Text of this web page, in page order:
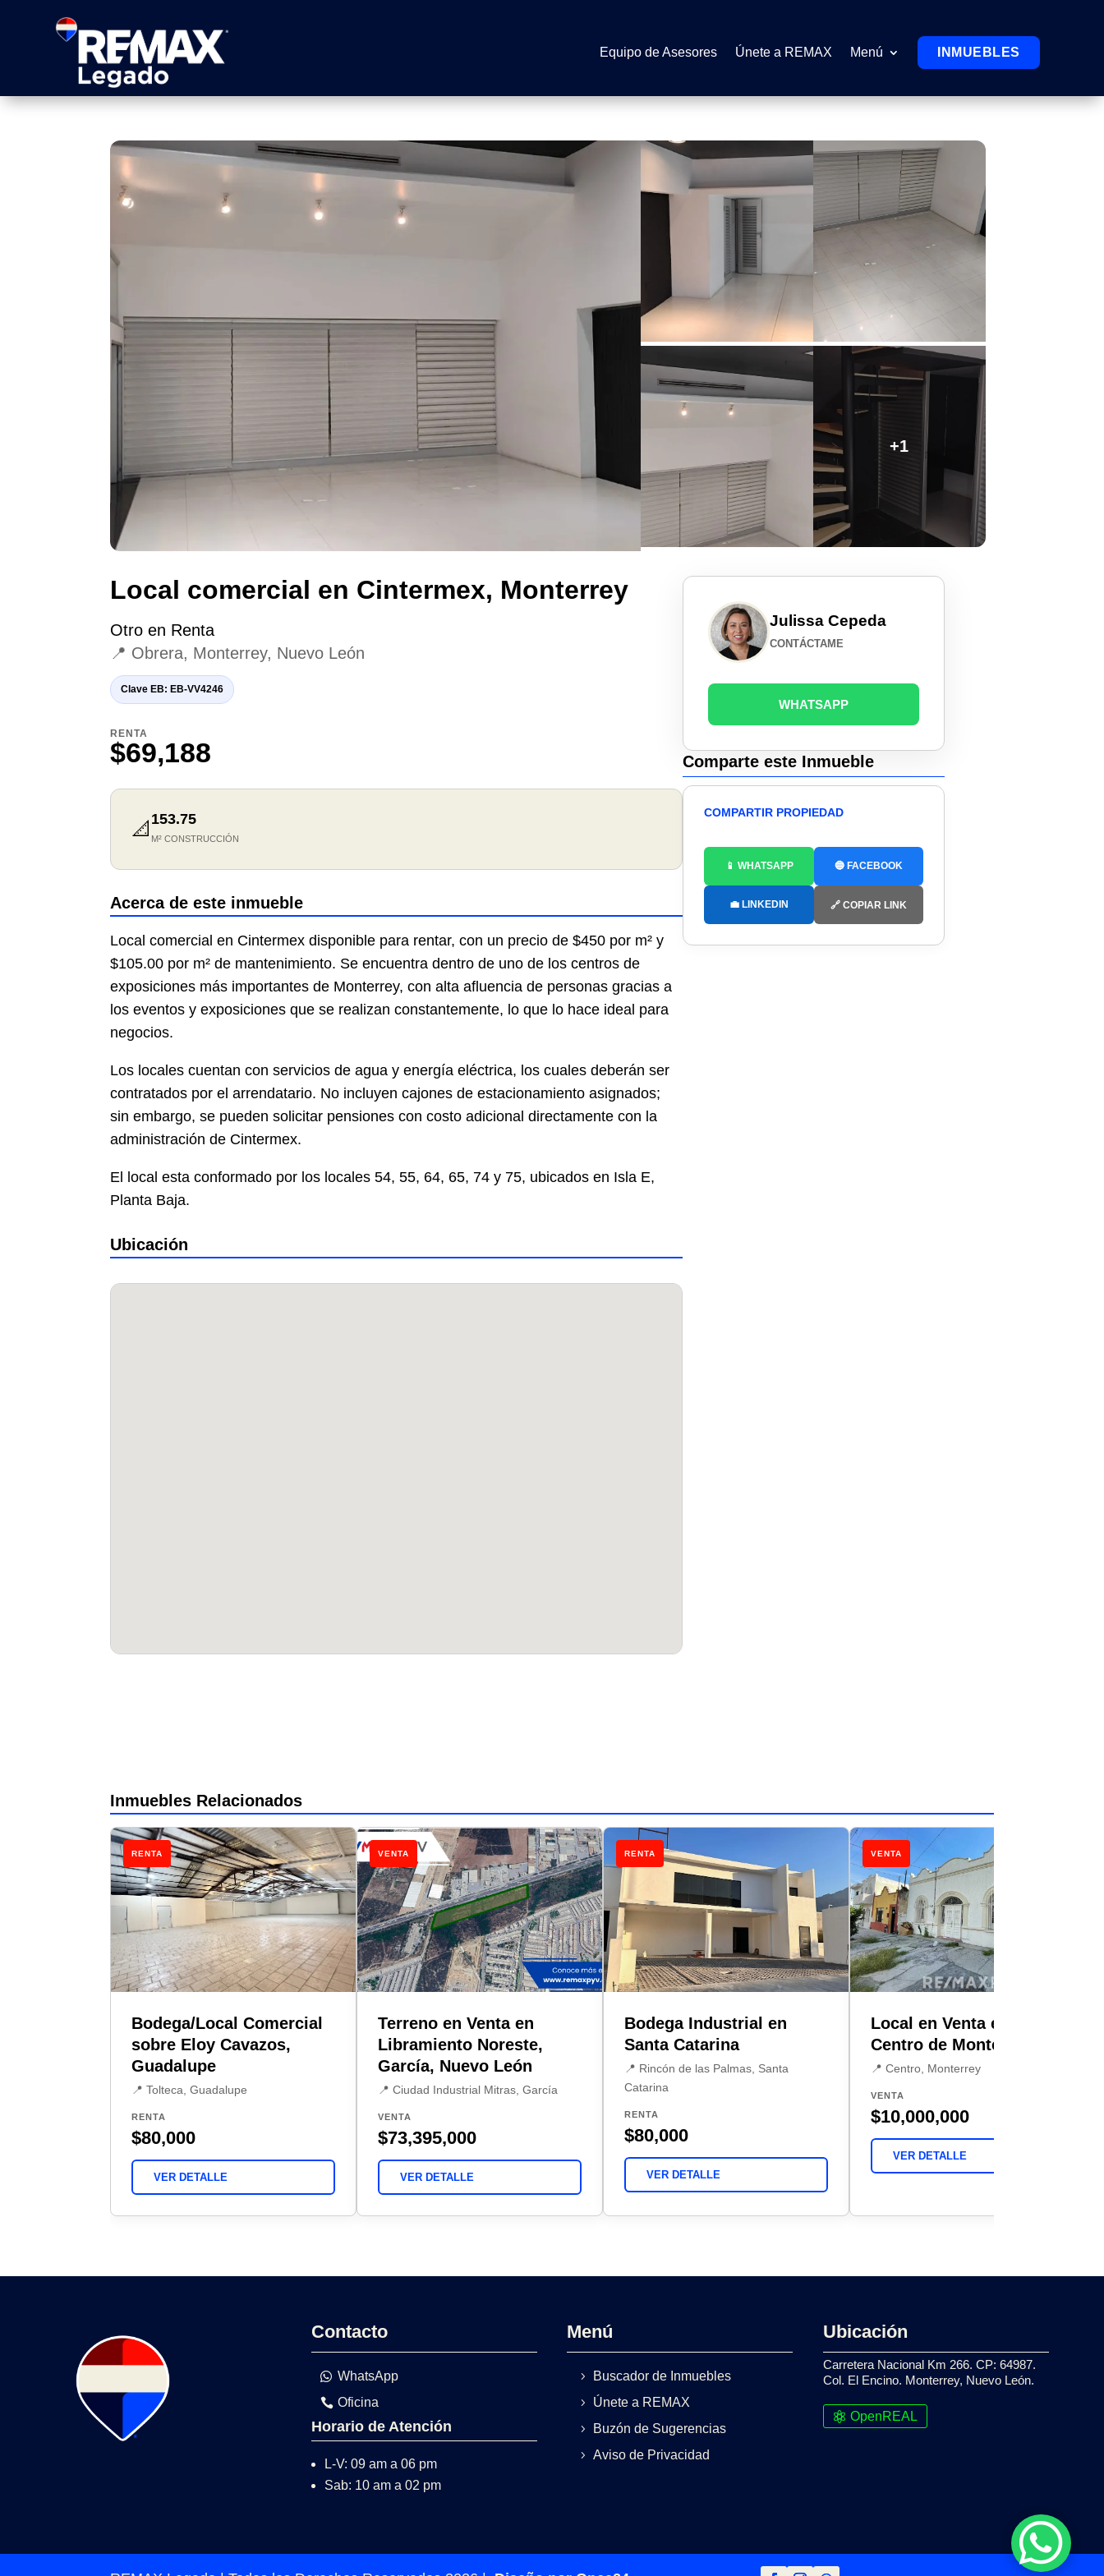
Equipo de Asesores Únete a REMAX Menú INMUEBLES
+1
Local comercial en Cintermex, Monterrey
Otro en Renta
📍 Obrera, Monterrey, Nuevo León
Clave EB: EB-VV4246
RENTA
$69,188
📐 153.75
M² CONSTRUCCIÓN
Acerca de este inmueble
Local comercial en Cintermex disponible para rentar, con un precio de $450 por m² y
$105.00 por m² de mantenimiento. Se encuentra dentro de uno de los centros de
exposiciones más importantes de Monterrey, con alta afluencia de personas gracias a
los eventos y exposiciones que se realizan constantemente, lo que lo hace ideal para
negocios.
Los locales cuentan con servicios de agua y energía eléctrica, los cuales deberán ser
contratados por el arrendatario. No incluyen cajones de estacionamiento asignados;
sin embargo, se pueden solicitar pensiones con costo adicional directamente con la
administración de Cintermex.
El local esta conformado por los locales 54, 55, 64, 65, 74 y 75, ubicados en Isla E,
Planta Baja.
Ubicación
Julissa Cepeda
CONTÁCTAME
WHATSAPP
Comparte este Inmueble
COMPARTIR PROPIEDAD
📱 WHATSAPP 🔵 FACEBOOK
💼 LINKEDIN 🔗 COPIAR LINK
Inmuebles Relacionados
RENTA
Bodega/Local Comercial
sobre Eloy Cavazos,
Guadalupe
📍 Tolteca, Guadalupe
RENTA
$80,000
VER DETALLE
VENTA
Terreno en Venta en
Libramiento Noreste,
García, Nuevo León
📍 Ciudad Industrial Mitras, García
VENTA
$73,395,000
VER DETALLE
RENTA
Bodega Industrial en
Santa Catarina
📍 Rincón de las Palmas, Santa
Catarina
RENTA
$80,000
VER DETALLE
VENTA
Local en Venta en el
Centro de Monterrey
📍 Centro, Monterrey
VENTA
$10,000,000
VER DETALLE
Contacto
WhatsApp
Oficina
Horario de Atención
L-V: 09 am a 06 pm
Sab: 10 am a 02 pm
Menú
Buscador de Inmuebles
Únete a REMAX
Buzón de Sugerencias
Aviso de Privacidad
Ubicación
Carretera Nacional Km 266. CP: 64987.
Col. El Encino. Monterrey, Nuevo León.
OpenREAL
